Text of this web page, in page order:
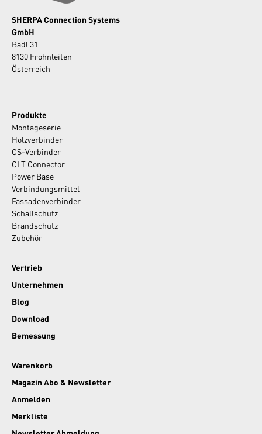
SHERPA Connection Systems
GmbH
Badl 31
8130 Frohnleiten
Österreich
Produkte
Montageserie
Holzverbinder
CS-Verbinder
CLT Connector
Power Base
Verbindungsmittel
Fassadenverbinder
Schallschutz
Brandschutz
Zubehör
Vertrieb
Unternehmen
Blog
Download
Bemessung
Warenkorb
Magazin Abo & Newsletter
Anmelden
Merkliste